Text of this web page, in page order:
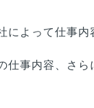
よって仕事内
仕事内容、さ